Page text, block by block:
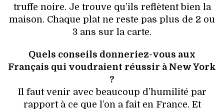
truffe noire. Je trouve qu’ils reflètent bien la
maison. Chaque plat ne reste pas plus de 2 ou
3 ans sur la carte.
Quels conseils donneriez-vous aux
Français qui voudraient réussir à New York
?
Il faut venir avec beaucoup d’humilité par
rapport à ce que l’on a fait en France. Et